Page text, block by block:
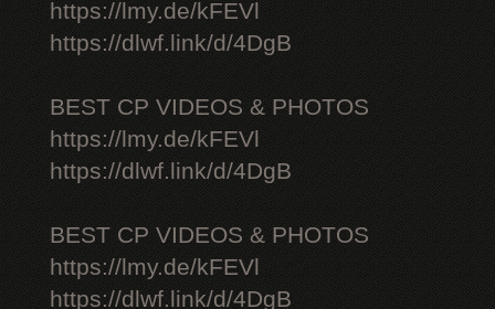
https://lmy.de/kFEVl
https://dlwf.link/d/4DgB
BEST CP VIDEOS & PHOTOS
https://lmy.de/kFEVl
https://dlwf.link/d/4DgB
BEST CP VIDEOS & PHOTOS
https://lmy.de/kFEVl
https://dlwf.link/d/4DgB